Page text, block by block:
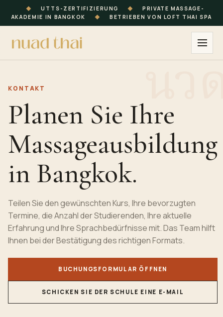
◆ UTTS-ZERTIFIZIERUNG ◆
PRIVATE MASSAGE-
AKADEMIE IN BANGKOK
◆ BETRIEBEN VON LOFT THAI SPA
KONTAKT
Planen Sie Ihre
Massageausbildung
in Bangkok.
Teilen Sie den gewünschten Kurs, Ihre bevorzugten
Termine, die Anzahl der Studierenden, Ihre aktuelle
Erfahrung und Ihre Sprachbedürfnisse mit. Das Team hilft
Ihnen bei der Bestätigung des richtigen Formats.
BUCHUNGSFORMULAR ÖFFNEN
SCHICKEN SIE DER SCHULE EINE E-MAIL